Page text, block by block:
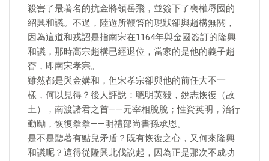
殺害了最著名的抗金將領岳飛，並簽下了喪權辱國的
紹興和議。不過，陸遊所鞭笞的現狀卻與趙構無關，
因為這道和戎詔是指南宋在1164年與金國簽訂的隆興
和議，那時高宗趙構已經退位，當家的是他的義子趙
昚，即南宋孝宗。
雖然都是與金媾和，但宋孝宗卻與他的前任大不一
樣，何以見得？後人評說：聰明英毅，銳志恢復（故
土），南渡諸君之首——元宰相脫脫；性資英明，治行
勤勵，恢復拳拳——明禮部尚書孫承恩。
是不是聽著有點兒矛盾？既有恢復之心，又何來隆興
和議呢？這得從隆興北伐說起，因為正是那次不成功